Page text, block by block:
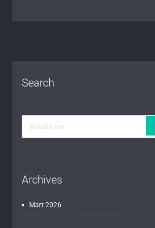
Search
Archives
Mart 2026